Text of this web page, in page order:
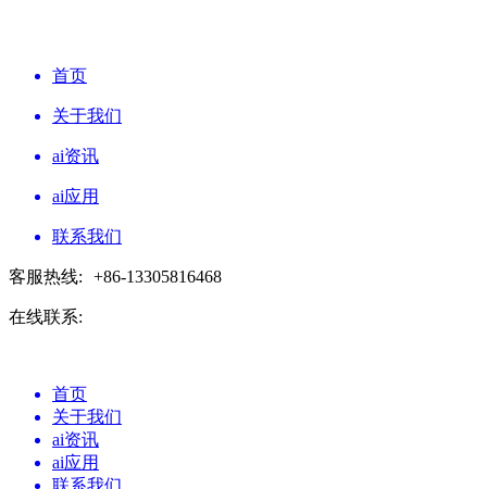
首页
关于我们
ai资讯
ai应用
联系我们
客服热线: +86-13305816468
在线联系:
首页
关于我们
ai资讯
ai应用
联系我们